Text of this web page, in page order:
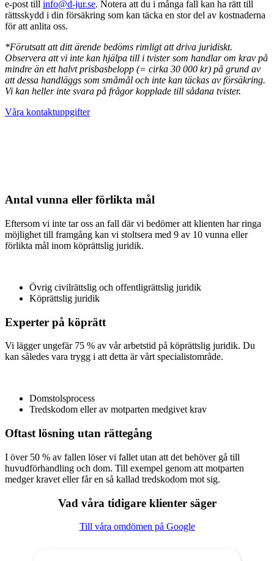
e-post till info@d-jur.se. Notera att du i många fall kan ha rätt till
rättsskydd i din försäkring som kan täcka en stor del av kostnaderna
för att anlita oss.
*Förutsatt att ditt ärende bedöms rimligt att driva juridiskt.
Observera att vi inte kan hjälpa till i tvister som handlar om krav på
mindre än ett halvt prisbasbelopp (= cirka 30 000 kr) på grund av
att dessa handläggs som småmål och inte kan täckas av försäkring.
Vi kan heller inte svara på frågor kopplade till sådana tvister.
Våra kontaktuppgifter
Antal vunna eller förlikta mål
Eftersom vi inte tar oss an fall där vi bedömer att klienten har ringa
möjlighet till framgång kan vi stoltsera med 9 av 10 vunna eller
förlikta mål inom köprättslig juridik.
Övrig civilrättslig och offentligrättslig juridik
Köprättslig juridik
Experter på köprätt
Vi lägger ungefär 75 % av vår arbetstid på köprättslig juridik. Du
kan således vara trygg i att detta är vårt specialistområde.
Domstolsprocess
Tredskodom eller av motparten medgivet krav
Oftast lösning utan rättegång
I över 50 % av fallen löser vi fallet utan att det behöver gå till
huvudförhandling och dom. Till exempel genom att motparten
medger kravet eller får en så kallad tredskodom mot sig.
Vad våra tidigare klienter säger
Till våra omdömen på Google